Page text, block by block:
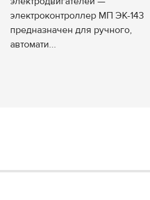
электроконтроллер МП ЭК-143
предназначен для ручного,
автомати...